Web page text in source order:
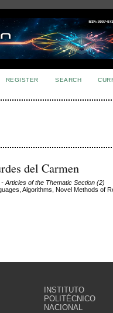
REGISTER SEARCH
del Carmen
- Articles of the Thematic Section (2)
Algorithms, Novel Methods of
INSTITUTO
POLITÉCNICO
NACIONAL